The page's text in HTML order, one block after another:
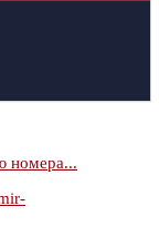
номера...